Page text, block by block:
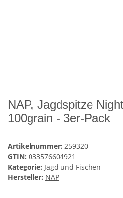
NAP, Jagdspitze
100grain - 3er-Pack
Artikelnummer: 259320
GTIN: 033576604921
Kategorie: Jagd und Fischen
Hersteller: NAP